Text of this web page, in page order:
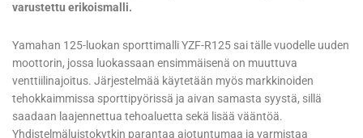
varustettu erikoismalli.
Yamahan 125-luokan sporttimalli YZF-R125 sai tälle vuodelle uuden
moottorin, jossa luokassaan ensimmäisenä on muuttuva
venttiilinajoitus. Järjestelmää käytetään myös markkinoiden
tehokkaimmissa sporttipyörissä ja aivan samasta syystä, sillä
saadaan laajennettua tehoaluetta sekä lisää vääntöä.
Yhdistelmäluistokytkin parantaa ajotuntumaa ja varmistaa